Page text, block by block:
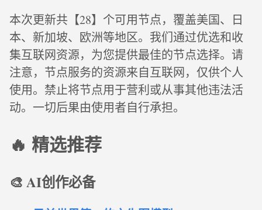
本次更新共【28】个可用节点，覆盖美国、日
本、新加坡、欧洲等地区。我们通过优选和收
集互联网资源，为您提供最佳的节点选择。请
注意，节点服务的资源来自互联网，仅供个人
使用。禁止将节点用于营利或从事其他违法活
动。一切后果由使用者自行承担。
🔥 精选推荐
🎨 AI创作必备